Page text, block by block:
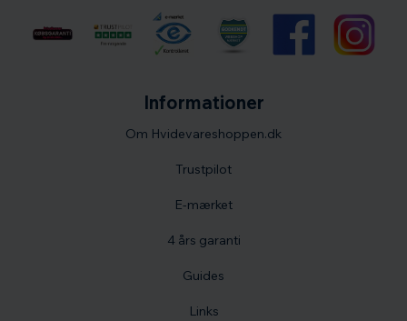
Informationer
Om Hvidevareshoppen.dk
Trustpilot
E-mærket
4 års garanti
Guides
Links